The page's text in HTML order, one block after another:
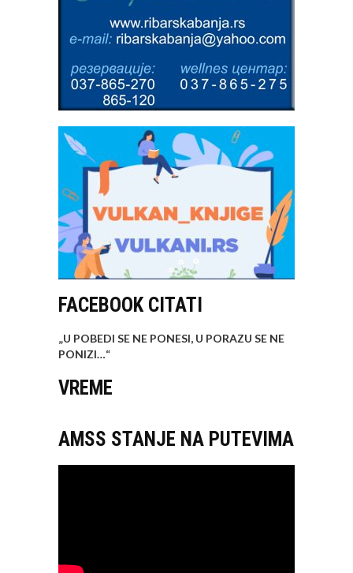
FACEBOOK CITATI
„U POBEDI SE NE PONESI, U PORAZU SE NE
PONIZI…“
VREME
AMSS STANJE NA PUTEVIMA